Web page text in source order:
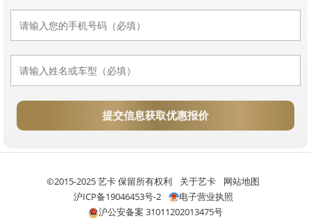
提交信息获取优惠报价
©2015-2025 艺卡 保留所有权利 关于艺卡
网站地图
沪ICP备19046453号-2
电子营业执照
沪公安备案 31011202013475号